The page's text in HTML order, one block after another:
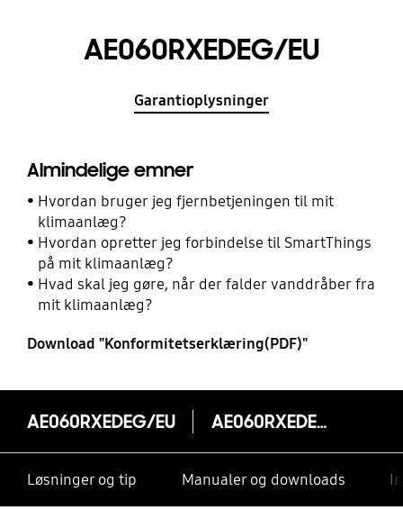
AE060RXEDEG/EU
Garantioplysninger
Almindelige emner
Hvordan bruger jeg fjernbetjeningen til mit
klimaanlæg?
Hvordan opretter jeg forbindelse til SmartThings
på mit klimaanlæg?
Hvad skal jeg gøre, når der falder vanddråber fra
mit klimaanlæg?
Download "Konformitetserklæring(PDF)"
AE060RXEDEG/EU AE060RXEDEG/EU
Løsninger og tip Manualer og downloads